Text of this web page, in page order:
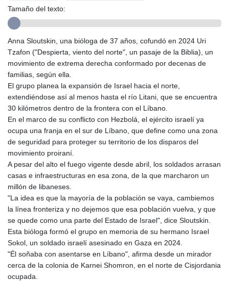
DZD 132.812703
ERN 15
ETB 159.950237
EUR 0.865398
FKP 0.743223
GBP 0.742525
GGP 0.743223
GHS 11.724975
GIP 0.743223
GNF
8782.501597
GYD 209.07221
HKD 7.843535
HNL 26.859789
HRK 6.5197
HTG 130.679554
HUF 313.14602
IDR 17879
Tamaño del texto:
Anna Sloutskin, una bióloga de 37 años, cofundó en 2024 Uri
Tzafon ("Despierta, viento del norte", un pasaje de la Biblia), un
movimiento de extrema derecha conformado por decenas de
familias, según ella.
El grupo planea la expansión de Israel hacia el norte,
extendiéndose así al menos hasta el río Litani, que se encuentra
30 kilómetros dentro de la frontera con el Líbano.
En el marco de su conflicto con Hezbolá, el ejército israelí ya
ocupa una franja en el sur de Líbano, que define como una zona
de seguridad para proteger su territorio de los disparos del
movimiento proiraní.
A pesar del alto el fuego vigente desde abril, los soldados arrasan
casas e infraestructuras en esa zona, de la que marcharon un
millón de libaneses.
"La idea es que la mayoría de la población se vaya, cambiemos
la línea fronteriza y no dejemos que esa población vuelva, y que
se quede como una parte del Estado de Israel", dice Sloutskin.
Esta bióloga formó el grupo en memoria de su hermano Israel
Sokol, un soldado israelí asesinado en Gaza en 2024.
"Él soñaba con asentarse en Líbano", afirma desde un mirador
cerca de la colonia de Karnei Shomron, en el norte de Cisjordania
ocupada.